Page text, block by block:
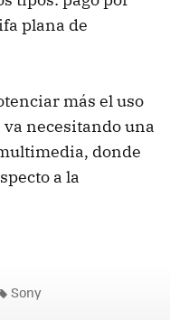
plana de
más el uso
necesitando una
donde
a la
Sony